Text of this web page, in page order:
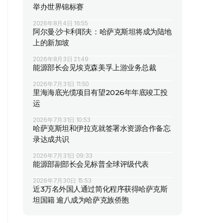
举办世界锦标赛
2026年8月4日 16:55
阿尔曼·沙卡利耶夫：哈萨克斯坦将成为陆地
上的新加坡
2026年8月3日 21:49
能源部长会见埃克森美孚上游业务总裁
2026年7月31日 11:50
里海海底光缆项目有望2026年年底竣工投
运
2026年7月31日 10:53
哈萨克斯坦和伊拉克就签署水资源合作备忘
录达成共识
2026年7月31日 09:33
能源部副部长会见标普全球评级代表
2026年7月30日 15:53
近3万名外国人通过简化程序获得哈萨克斯
坦国籍 逾八成为哈萨克族侨胞